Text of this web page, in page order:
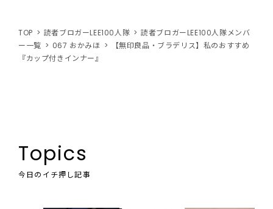
TOP 読者ブロガーLEE100人隊
読者ブロガーLEE100人隊メンバ
ー一覧
067 おかみほ
【無印良品・ブラデリス】私のおすすめ
『カップ付きインナー』
Topics
今日のイチ押し記事